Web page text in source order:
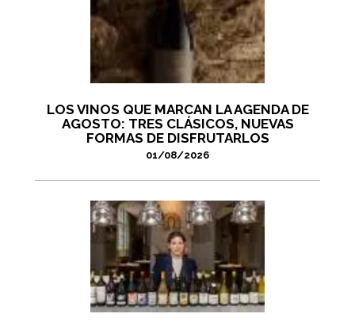
LOS VINOS QUE MARCAN LA AGENDA DE
AGOSTO: TRES CLÁSICOS, NUEVAS
FORMAS DE DISFRUTARLOS
01/08/2026